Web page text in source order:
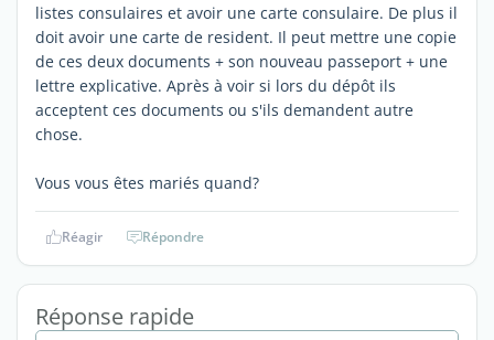
listes consulaires et avoir une carte consulaire. De plus il
doit avoir une carte de resident. Il peut mettre une copie
de ces deux documents + son nouveau passeport + une
lettre explicative. Après à voir si lors du dépôt ils
acceptent ces documents ou s'ils demandent autre
chose.
Vous vous êtes mariés quand?
Réagir Répondre
Réponse rapide